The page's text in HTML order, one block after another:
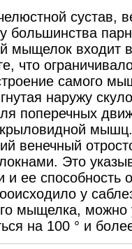
сустав,
большинства
мыщелок входит
что
самого
наружу
поперечных
венечный
Это
и ее способность
у
мыщелка, можно
на 100 ° и